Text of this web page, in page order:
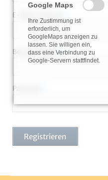
Pflichtfeld
E-Mail-Adresse
Pflichtfeld
Benutzername*
Pflichtfeld
Passwort
Registrieren
Google Maps
Ihre Zustimmung ist
erforderlich, um
GoogleMaps anzeigen zu
lassen. Sie willigen ein,
dass eine Verbindung zu
Google-Servern stattfindet.